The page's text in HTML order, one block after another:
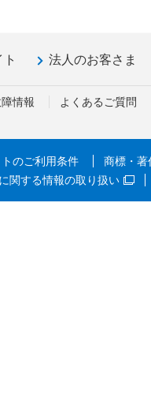
法人のお客さま
情報 よくあるご質問
のご利用条件
商標・著
関する情報の取り扱い